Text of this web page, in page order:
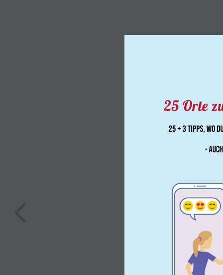
25 + 3 Tipps, wo
-
25 Orte